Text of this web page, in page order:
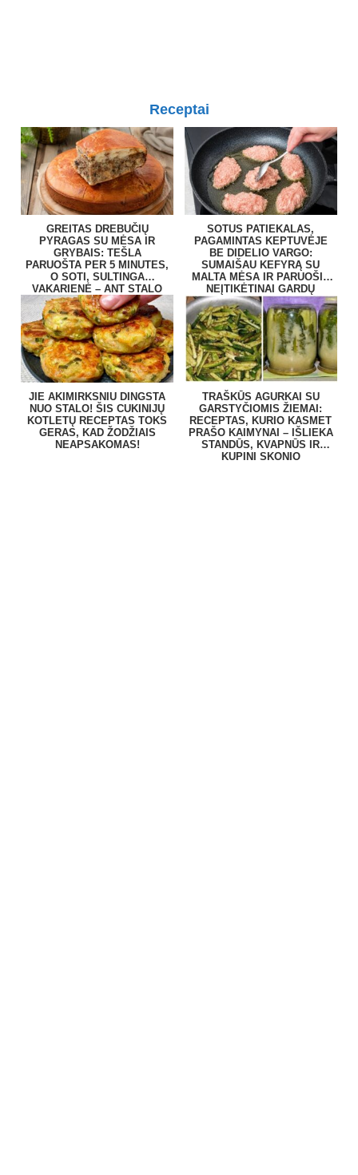
Receptai
GREITAS DREBUČIŲ
PYRAGAS SU MĖSA IR
GRYBAIS: TEŠLA
PARUOŠTA PER 5 MINUTES,
O SOTI, SULTINGA
VAKARIENĖ – ANT STALO
BE VARGO
SOTUS PATIEKALAS,
PAGAMINTAS KEPTUVĖJE
BE DIDELIO VARGO:
SUMAIŠAU KEFYRĄ SU
MALTA MĖSA IR PARUOŠIU
NEĮTIKĖTINAI GARDŲ
PATIEKALĄ
JIE AKIMIRKSNIU DINGSTA
NUO STALO! ŠIS CUKINIJŲ
KOTLETŲ RECEPTAS TOKS
GERAS, KAD ŽODŽIAIS
NEAPSAKOMAS!
TRAŠKŪS AGURKAI SU
GARSTYČIOMIS ŽIEMAI:
RECEPTAS, KURIO KASMET
PRAŠO KAIMYNAI – IŠLIEKA
STANDŪS, KVAPNŪS IR
KUPINI SKONIO